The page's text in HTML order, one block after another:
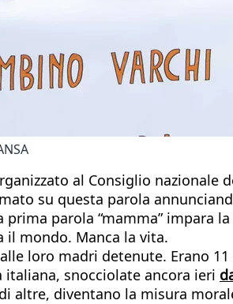
al Consiglio nazionale
su questa parola
parola “mamma” impara
il mondo. Manca la vita.
loro madri detenute. Erano
snocciolate ancora ieri
altre, diventano la misura